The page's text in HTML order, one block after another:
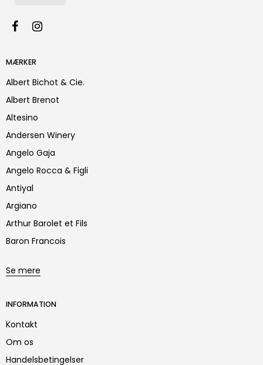
MÆRKER
Albert Bichot & Cie.
Albert Brenot
Altesino
Andersen Winery
Angelo Gaja
Angelo Rocca & Figli
Antiyal
Argiano
Arthur Barolet et Fils
Baron Francois
Se mere
INFORMATION
Kontakt
Om os
Handelsbetingelser